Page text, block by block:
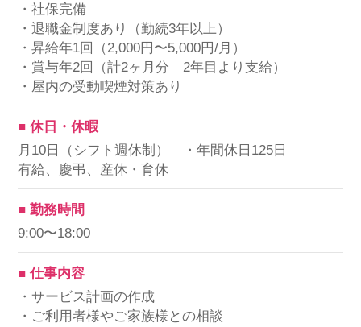
・社保完備
・退職金制度あり（勤続3年以上）
・昇給年1回（2,000円〜5,000円/月）
・賞与年2回（計2ヶ月分 2年目より支給）
・屋内の受動喫煙対策あり
■ 休日・休暇
月10日（シフト週休制） ・年間休日125日
有給、慶弔、産休・育休
■ 勤務時間
9:00〜18:00
■ 仕事内容
・サービス計画の作成
・ご利用者様やご家族様との相談